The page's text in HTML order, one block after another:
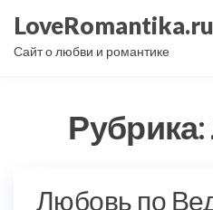
содержимому
LoveRomantika.ru
Сайт о любви и романтике
Рубрика:
Любовь по